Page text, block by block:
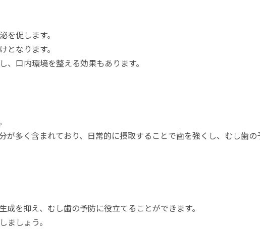
促します。
なります。
口内環境を整える効果もあります。
多く含まれており、日常的に摂取することで歯を強くし、むし歯の
を抑え、むし歯の予防に役立てることができます。
ましょう。